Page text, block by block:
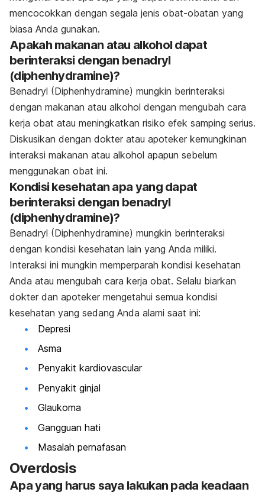
mencocokkan dengan segala jenis obat-obatan yang
biasa Anda gunakan.
Apakah makanan atau alkohol dapat
berinteraksi dengan benadryl
(diphenhydramine)?
Benadryl (Diphenhydramine) mungkin berinteraksi
dengan makanan atau alkohol dengan mengubah cara
kerja obat atau meningkatkan risiko efek samping serius.
Diskusikan dengan dokter atau apoteker kemungkinan
interaksi makanan atau alkohol apapun sebelum
menggunakan obat ini.
Kondisi kesehatan apa yang dapat
berinteraksi dengan benadryl
(diphenhydramine)?
Benadryl (Diphenhydramine) mungkin berinteraksi
dengan kondisi kesehatan lain yang Anda miliki.
Interaksi ini mungkin memperparah kondisi kesehatan
Anda atau mengubah cara kerja obat. Selalu biarkan
dokter dan apoteker mengetahui semua kondisi
kesehatan yang sedang Anda alami saat ini:
Depresi
Asma
Penyakit kardiovascular
Penyakit ginjal
Glaukoma
Gangguan hati
Masalah pernafasan
Overdosis
Apa yang harus saya lakukan pada keadaan